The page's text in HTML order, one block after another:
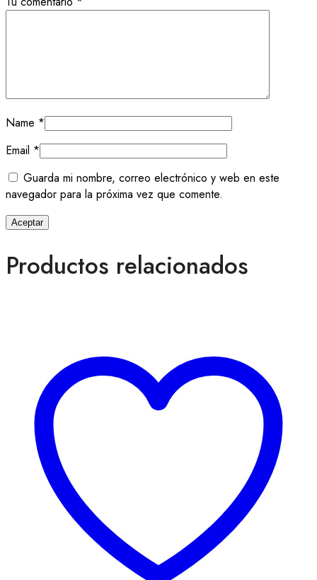
Name *
Email *
Guarda mi nombre, correo electrónico y web en este
navegador para la próxima vez que comente.
Productos relacionados